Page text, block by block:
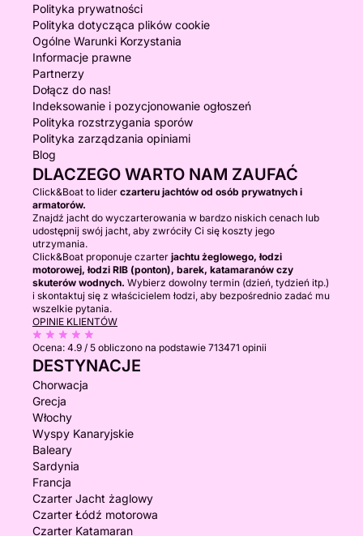
Polityka prywatności
Polityka dotycząca plików cookie
Ogólne Warunki Korzystania
Informacje prawne
Partnerzy
Dołącz do nas!
Indeksowanie i pozycjonowanie ogłoszeń
Polityka rozstrzygania sporów
Polityka zarządzania opiniami
Blog
DLACZEGO WARTO NAM ZAUFAĆ
Click&Boat to lider czarteru jachtów od osób prywatnych i
armatorów.
Znajdź jacht do wyczarterowania w bardzo niskich cenach lub
udostępnij swój jacht, aby zwróciły Ci się koszty jego
utrzymania.
Click&Boat proponuje czarter jachtu żeglowego, łodzi
motorowej, łodzi RIB (ponton), barek, katamaranów czy
skuterów wodnych. Wybierz dowolny termin (dzień, tydzień itp.)
i skontaktuj się z właścicielem łodzi, aby bezpośrednio zadać mu
wszelkie pytania.
OPINIE KLIENTÓW
Ocena: 4.9 / 5 obliczono na podstawie 713471 opinii
DESTYNACJE
Chorwacja
Grecja
Włochy
Wyspy Kanaryjskie
Baleary
Sardynia
Francja
Czarter Jacht żaglowy
Czarter Łódź motorowa
Czarter Katamaran